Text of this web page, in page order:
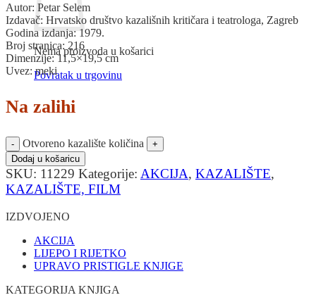
Nema proizvoda u košarici
Povratak u trgovinu
Autor: Petar Selem
Izdavač: Hrvatsko društvo kazališnih kritičara i teatrologa, Zagreb
Godina izdanja: 1979.
Broj stranica: 216
Dimenzije: 11,5×19,5 cm
Uvez: meki
Na zalihi
Otvoreno kazalište količina
Dodaj u košaricu
SKU: 11229 Kategorije: AKCIJA, KAZALIŠTE,
KAZALIŠTE, FILM
IZDVOJENO
AKCIJA
LIJEPO I RIJETKO
UPRAVO PRISTIGLE KNJIGE
KATEGORIJA KNJIGA